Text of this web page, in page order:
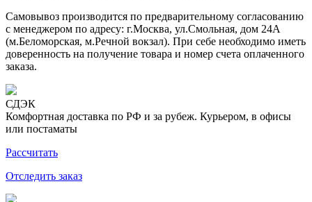
Самовывоз производится по предварительному согласованию
с менеджером по адресу: г.Москва, ул.Смольная, дом 24А
(м.Беломорская, м.Речной вокзал). При себе необходимо иметь
доверенность на получение товара и номер счета оплаченного
заказа.
СДЭК
Комфортная доставка по РФ и за рубеж. Курьером, в офисы
или постаматы
Рассчитать
Отследить заказ